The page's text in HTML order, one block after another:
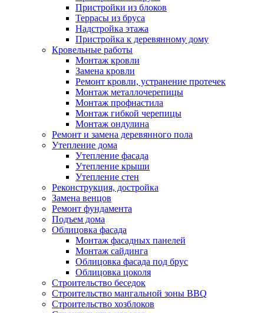
Пристройки из блоков
Террасы из бруса
Надстройка этажа
Пристройка к деревянному дому
Кровельные работы
Монтаж кровли
Замена кровли
Ремонт кровли, устранение протечек
Монтаж металлочерепицы
Монтаж профнастила
Монтаж гибкой черепицы
Монтаж ондулина
Ремонт и замена деревянного пола
Утепление дома
Утепление фасада
Утепление крыши
Утепление стен
Реконструкция, достройка
Замена венцов
Ремонт фундамента
Подъем дома
Облицовка фасада
Монтаж фасадных панелей
Монтаж сайдинга
Облицовка фасада под брус
Облицовка цоколя
Строительство беседок
Строительство мангальной зоны BBQ
Строительство хозблоков